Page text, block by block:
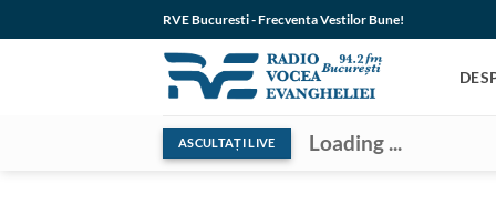
to
RVE Bucuresti - Frecventa Vestilor Bune!
ASCULTAȚI LIVE Loading ...